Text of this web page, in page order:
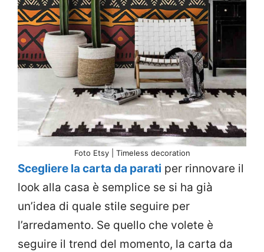
Foto Etsy | Timeless decoration
Scegliere la carta da parati per rinnovare il
look alla casa è semplice se si ha già
un’idea di quale stile seguire per
l’arredamento. Se quello che volete è
seguire il trend del momento, la carta da